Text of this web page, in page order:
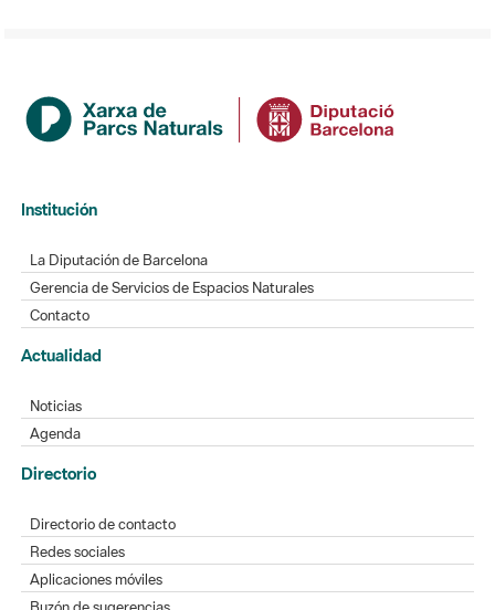
Institución
La Diputación de Barcelona
Gerencia de Servicios de Espacios Naturales
Contacto
Actualidad
Noticias
Agenda
Directorio
Directorio de contacto
Redes sociales
Aplicaciones móviles